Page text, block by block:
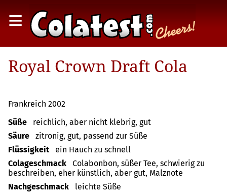
≡
Royal Crown Draft Cola
Frankreich 2002
Süße
reichlich, aber nicht klebrig, gut
Säure
zitronig, gut, passend zur Süße
Flüssigkeit
ein Hauch zu schnell
Colageschmack
Colabonbon, süßer Tee, schwierig zu
beschreiben, eher künstlich, aber gut, Malznote
Nachgeschmack
leichte Süße